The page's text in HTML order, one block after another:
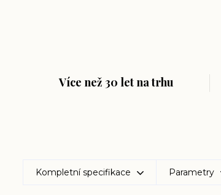
Více než 30 let na trhu
Kompletní specifikace Parametry